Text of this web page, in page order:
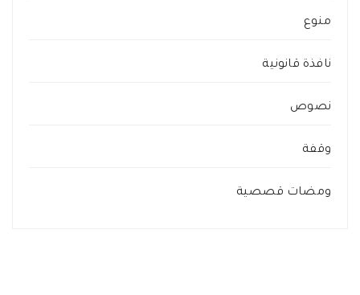
منوع
نافذة قانونية
نصوص
وقفة
ومضات قصصية